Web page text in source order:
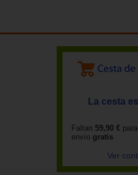
La cesta
Faltan 59,90 €
envío gratis
Ver